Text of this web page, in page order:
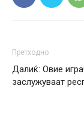
Претходно
Далиќ: Овие
заслужуваат